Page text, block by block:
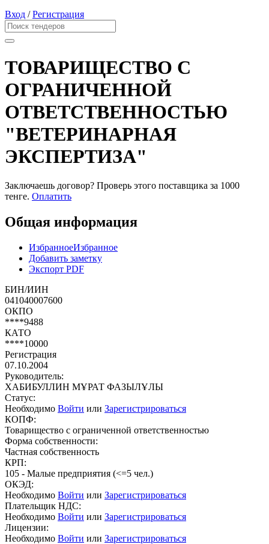
Вход /Регистрация
ТОВАРИЩЕСТВО С
ОГРАНИЧЕННОЙ
ОТВЕТСТВЕННОСТЬЮ
"ВЕТЕРИНАРНАЯ
ЭКСПЕРТИЗА"
Заключаешь договор? Проверь этого поставщика за 1000
тенге. Оплатить
Общая информация
ИзбранноеИзбранное
Добавить заметку
Экспорт PDF
БИН/ИИН
041040007600
ОКПО
****9488
КАТО
****10000
Регистрация
07.10.2004
Руководитель:
ХАБИБУЛЛИН МҰРАТ ФАЗЫЛҰЛЫ
Статус:
Необходимо Войти или Зарегистрироваться
КОПФ:
Товарищество с ограниченной ответственностью
Форма собственности:
Частная собственность
КРП:
105 - Малые предприятия (<=5 чел.)
ОКЭД:
Необходимо Войти или Зарегистрироваться
Плательщик НДС:
Необходимо Войти или Зарегистрироваться
Лицензии:
Необходимо Войти или Зарегистрироваться